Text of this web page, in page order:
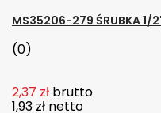
MS35206-279 ŚRUBKA 1/
(0)
2,37 zł brutto
1,93 zł netto